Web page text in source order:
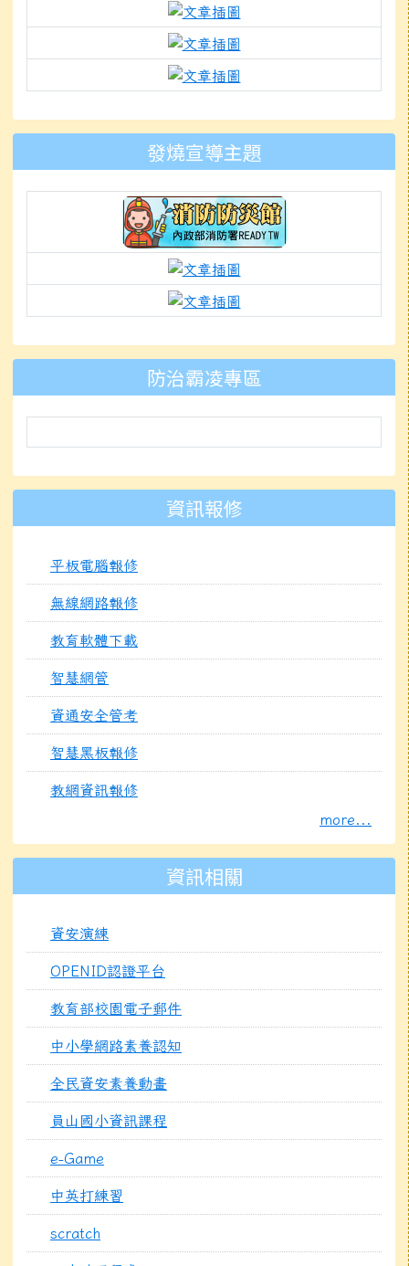
link to https://
link to https://
link to https://
to https://
發燒宣導主題
link to https://
link to https://
link to https://
防治霸凌專區
資訊報修
平板電腦報修
無線網路報修
教育軟體下載
智慧網管
資通安全管考
智慧黑板報修
教網資訊報修
more...
資訊相關
資安演練
OPENID認證平台
教育部校園電子郵件
中小學網路素養認知
全民資安素養動畫
員山國小資訊課程
e-Game
中英打練習
scratch